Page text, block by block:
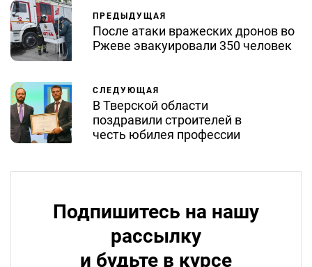
ПРЕДЫДУЩАЯ
После атаки вражеских дронов во
Ржеве эвакуировали 350 человек
СЛЕДУЮЩАЯ
В Тверской области
поздравили строителей в
честь юбилея профессии
Подпишитесь на нашу
рассылку
и будьте в курсе